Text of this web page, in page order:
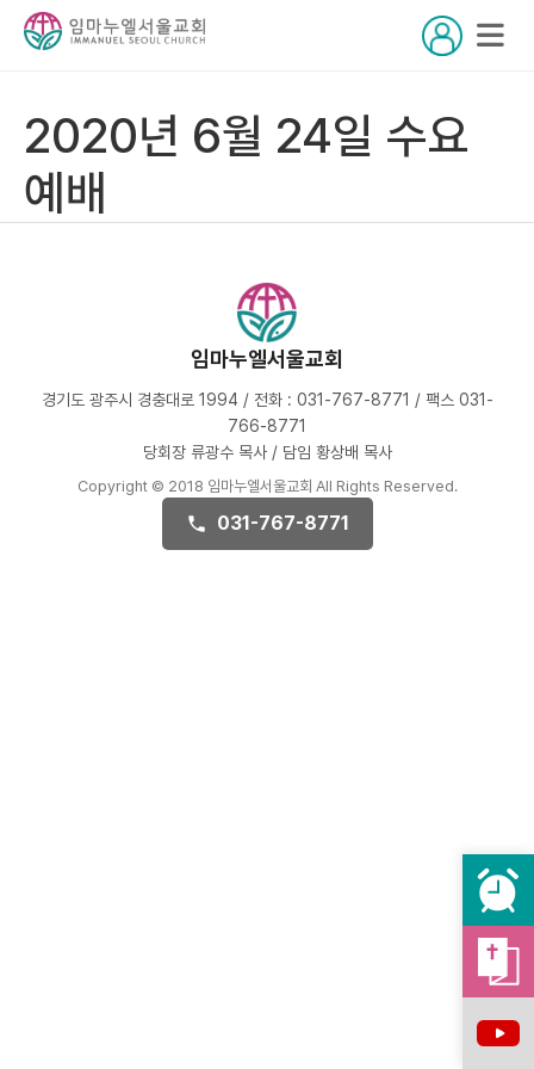
2020년 6월 24일 수요
예배
임마누엘서울교회
경기도 광주시 경충대로 1994 / 전화 : 031-767-8771 / 팩스 031-
766-8771
당회장 류광수 목사 / 담임 황상배 목사
Copyright © 2018 임마누엘서울교회 All Rights Reserved.
031-767-8771